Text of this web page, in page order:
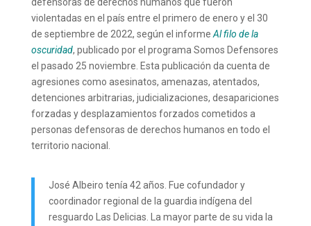
violentadas en el país entre el primero de enero y el 30
de septiembre de 2022, según el informe Al filo de la
oscuridad, publicado por el programa Somos Defensores
el pasado 25 noviembre. Esta publicación da cuenta de
agresiones como asesinatos, amenazas, atentados,
detenciones arbitrarias, judicializaciones, desapariciones
forzadas y desplazamientos forzados cometidos a
personas defensoras de derechos humanos en todo el
territorio nacional.
José Albeiro tenía 42 años. Fue cofundador y
coordinador regional de la guardia indígena del
resguardo Las Delicias. La mayor parte de su vida la